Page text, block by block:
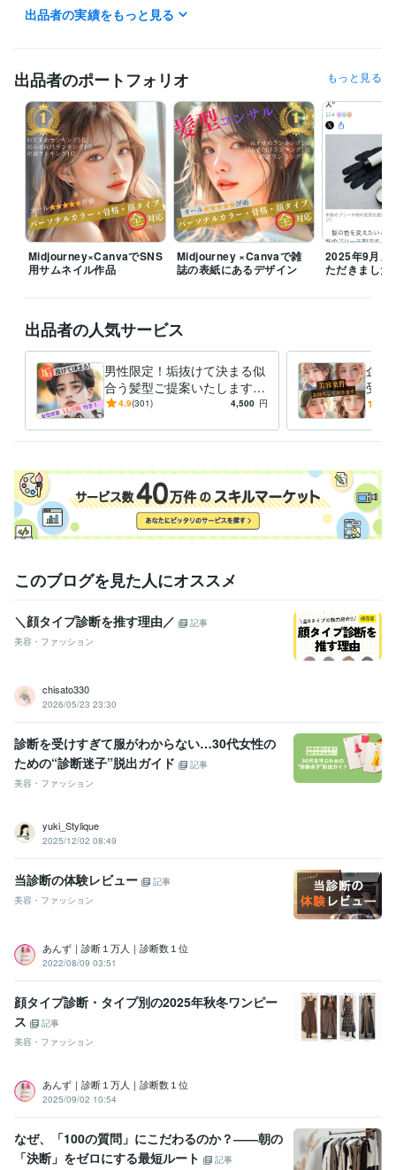
ただく場合がございます。ご理解、ご協力の程よろしくお願いいたしま
す。
経験職種
経営・マネジメント / 経営者・CEO・COO
経営・マネジメント / 取締役・執行役員 経験年数 : 3年
ライフスタイル・その他 / 講師・インストラクター 経験年数 : 8年
ライフスタイル・その他 / 美容師・ネイリスト・美容家
経験年数 : 1
8年
職歴
有限会社マキアンドファイン 2011年8月 ~ 現在
合同会社Ｏｕｒｉｎ 2023年9月 ~ 現在
受賞歴
海外美容関係者に向けてセミナー開催 美容学校コンテスト審査員
パ
グノシー/楽天ブログ/gooニュース
ログ/gooニュース
Yahoo!ニュース/グノシー/楽天ブログ/gooニュー
Yahoo!ニュース/グノシー/楽天ブログ/gooニュース
得意分野
住まい・美容・生活相談 各種診断を織り混ぜた髪型提案 骨格診断/
パーソナルカラー診断/美容師
美容 ファッション メイク ヘアスタイル
似合わせ
窪田理容美容専門学校 2004年3月 ~ 2006年2月
出品者の実績をもっと見る
出品者のポートフォリオ もっと見る
Midjourney×CanvaでSNS
用サムネイル作品
Midjourney ×Canvaで雑
誌の表紙にあるデザイン
2025年9月メ
ただきました
出品者の人気サービス
男性限定！垢抜けて決まる似
合う髪型ご提案いたします
オシャレは9割が理論！闘う
す！
4.9(301) 4,500 円
企業
受付
ご依
このブログを見た人にオススメ
＼顔タイプ診断を推す理由／
記事
美容・ファッション
chisato330
2026/05/23 23:30
診断を受けすぎて服がわからない…30代女性の
ための“診断迷子”脱出ガイド
記事
美容・ファッション
yuki_Stylique
2025/12/02 08:49
当診断の体験レビュー
記事
美容・ファッション
あんず｜診断１万人｜診断数１位
2022/08/09 03:51
顔タイプ診断・タイプ別の2025年秋冬ワンピー
ス
記事
美容・ファッション
あんず｜診断１万人｜診断数１位
2025/09/02 10:54
なぜ、「100の質問」にこだわるのか？――朝の
「決断」をゼロにする最短ルート
記事